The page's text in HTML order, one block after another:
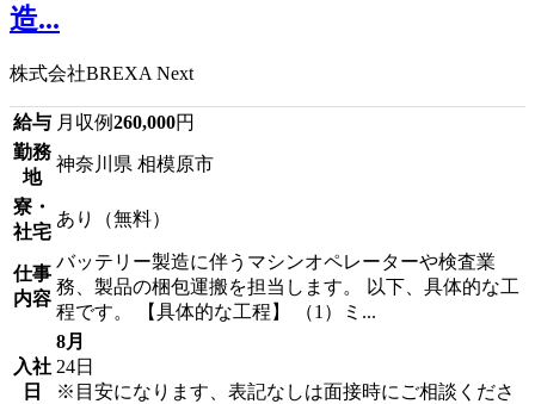
造...
株式会社BREXA Next
給与 月収例260,000円
勤務
地
神奈川県 相模原市
寮・
社宅
あり（無料）
仕事
内容
バッテリー製造に伴うマシンオペレーターや検査業
務、製品の梱包運搬を担当します。 以下、具体的な工
程です。 【具体的な工程】 （1）ミ...
入社
日
8月
24日
※目安になります、表記なしは面接時にご相談くださ